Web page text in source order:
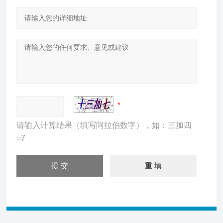
请输入计算结果（填写阿拉伯数字），如：三加四
=7